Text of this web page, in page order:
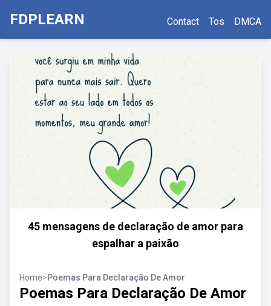
FDPLEARN Contact Tos DMCA
45 mensagens de declaração de amor para
espalhar a paixão
Home>Poemas Para Declaração De Amor
Poemas Para Declaração De Amor